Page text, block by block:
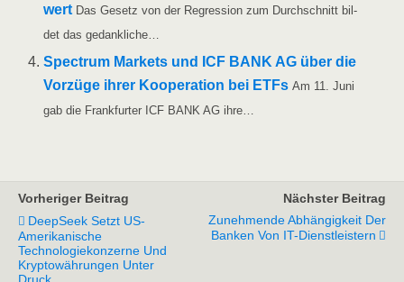
wert Das Gesetz von der Regres­si­on zum Durch­schnitt bil­
det das gedankliche…
Spec­trum Mar­kets und ICF BANK AG über die
Vor­zü­ge ihrer Koope­ra­ti­on bei ETFs Am 11. Juni
gab die Frank­fur­ter ICF BANK AG ihre…
Vorheriger Beitrag
DeepSeek Setzt US-
Amerikanische
Technologiekonzerne Und
Kryptowährungen Unter
Nächster Beitrag
Zunehmende Abhängigkeit Der
Banken Von IT-Dienstleistern